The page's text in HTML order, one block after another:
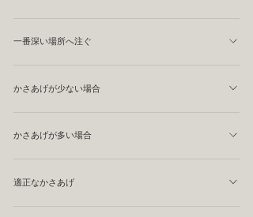
上げる技術です。 液面の高さによって、 ミルクの流れる
す。
一番深い場所へ注ぐ
す。 ミルクは必ず、 カップの中で最も液面が深い場所 へ
す。 深い場所へミルクを入れることで、 エスプレッソと
に浅い場所へ注ぐと、 白が早く浮く 液面が不均一になる
かさあげが少ない場合
クが速く走る 絵柄が大きくなる 外角が崩れやすい グラデ
クなデザインには向いていますが、コントロールは難しく
かさあげが多い場合
走りにくい 絵柄が小さくなる 外角が綺麗に出る ラインが
適正なかさあげ